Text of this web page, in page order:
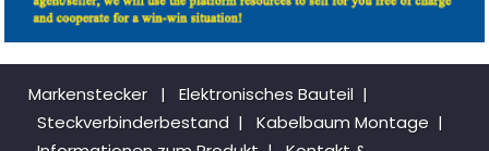
Markenstecker | Elektronisches Bauteil |
Steckverbinderbestand | Kabelbaum Montage |